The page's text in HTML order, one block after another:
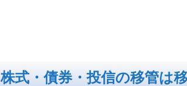
株式・債券・投信の移管は